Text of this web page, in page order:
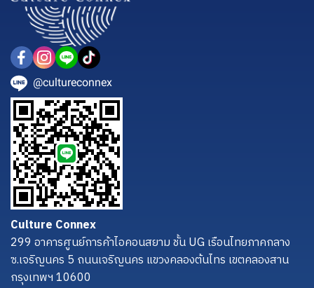
@cultureconnex
Culture Connex
299 อาคารศูนย์การค้าไอคอนสยาม ชั้น UG เรือนไทยภาคกลาง
ซ.เจริญนคร 5 ถนนเจริญนคร แขวงคลองต้นไทร เขตคลองสาน
กรุงเทพฯ 10600